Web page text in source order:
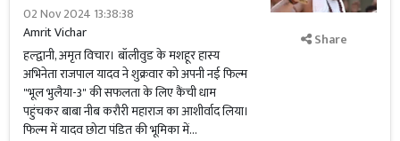
02 Nov 2024 13:38:38
Amrit Vichar
हल्द्वानी, अमृत विचार। बॉलीवुड के मशहूर हास्य
अभिनेता राजपाल यादव ने शुक्रवार को अपनी नई फिल्म
"भूल भुलैया-3" की सफलता के लिए कैंची धाम
पहुंचकर बाबा नीब करौरी महाराज का आशीर्वाद लिया।
फिल्म में यादव छोटा पंडित की भूमिका में...
Share